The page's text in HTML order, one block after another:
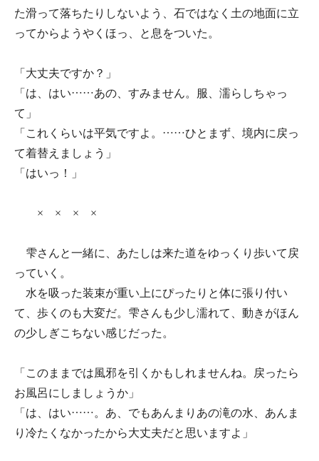
た滑って落ちたりしないよう、石ではなく土の地面に立
ってからようやくほっ、と息をついた。
「大丈夫ですか？」
「は、はい……あの、すみません。服、濡らしちゃっ
て」
「これくらいは平気ですよ。……ひとまず、境内に戻っ
て着替えましょう」
「はいっ！」
× × × ×
雫さんと一緒に、あたしは来た道をゆっくり歩いて戻
っていく。
水を吸った装束が重い上にぴったりと体に張り付い
て、歩くのも大変だ。雫さんも少し濡れて、動きがほん
の少しぎこちない感じだった。
「このままでは風邪を引くかもしれませんね。戻ったら
お風呂にしましょうか」
「は、はい……。あ、でもあんまりあの滝の水、あんま
り冷たくなかったから大丈夫だと思いますよ」